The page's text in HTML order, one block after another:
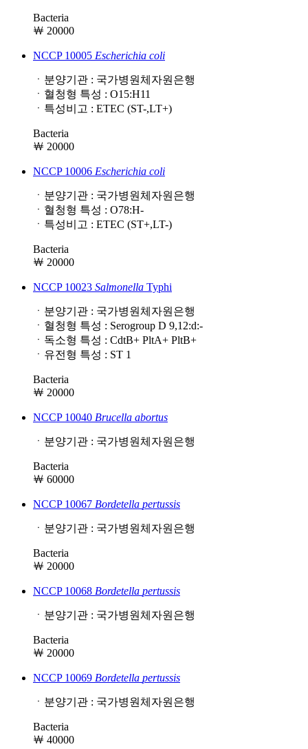
Bacteria
￦ 20000
NCCP 10005 Escherichia coli
ㆍ분양기관 : 국가병원체자원은행
ㆍ혈청형 특성 : O15:H11
ㆍ특성비고 : ETEC (ST-,LT+)
Bacteria
￦ 20000
NCCP 10006 Escherichia coli
ㆍ분양기관 : 국가병원체자원은행
ㆍ혈청형 특성 : O78:H-
ㆍ특성비고 : ETEC (ST+,LT-)
Bacteria
￦ 20000
NCCP 10023 Salmonella Typhi
ㆍ분양기관 : 국가병원체자원은행
ㆍ혈청형 특성 : Serogroup D 9,12:d:-
ㆍ독소형 특성 : CdtB+ PltA+ PltB+
ㆍ유전형 특성 : ST 1
Bacteria
￦ 20000
NCCP 10040 Brucella abortus
ㆍ분양기관 : 국가병원체자원은행
Bacteria
￦ 60000
NCCP 10067 Bordetella pertussis
ㆍ분양기관 : 국가병원체자원은행
Bacteria
￦ 20000
NCCP 10068 Bordetella pertussis
ㆍ분양기관 : 국가병원체자원은행
Bacteria
￦ 20000
NCCP 10069 Bordetella pertussis
ㆍ분양기관 : 국가병원체자원은행
Bacteria
￦ 40000